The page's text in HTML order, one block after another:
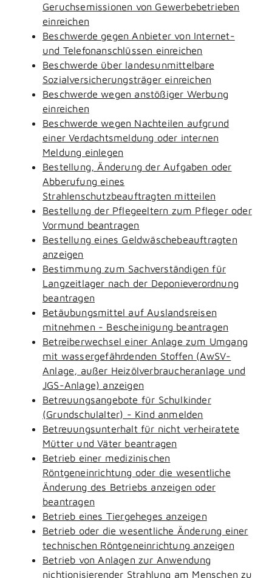
Geruchsemissionen von Gewerbebetrieben
einreichen
Beschwerde gegen Anbieter von Internet-
und Telefonanschlüssen einreichen
Beschwerde über landesunmittelbare
Sozialversicherungsträger einreichen
Beschwerde wegen anstößiger Werbung
einreichen
Beschwerde wegen Nachteilen aufgrund
einer Verdachtsmeldung oder internen
Meldung einlegen
Bestellung, Änderung der Aufgaben oder
Abberufung eines
Strahlenschutzbeauftragten mitteilen
Bestellung der Pflegeeltern zum Pfleger oder
Vormund beantragen
Bestellung eines Geldwäschebeauftragten
anzeigen
Bestimmung zum Sachverständigen für
Langzeitlager nach der Deponieverordnung
beantragen
Betäubungsmittel auf Auslandsreisen
mitnehmen - Bescheinigung beantragen
Betreiberwechsel einer Anlage zum Umgang
mit wassergefährdenden Stoffen (AwSV-
Anlage, außer Heizölverbraucheranlage und
JGS-Anlage) anzeigen
Betreuungsangebote für Schulkinder
(Grundschulalter) - Kind anmelden
Betreuungsunterhalt für nicht verheiratete
Mütter und Väter beantragen
Betrieb einer medizinischen
Röntgeneinrichtung oder die wesentliche
Änderung des Betriebs anzeigen oder
beantragen
Betrieb eines Tiergeheges anzeigen
Betrieb oder die wesentliche Änderung einer
technischen Röntgeneinrichtung anzeigen
Betrieb von Anlagen zur Anwendung
nichtionisierender Strahlung am Menschen zu